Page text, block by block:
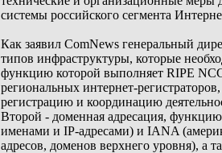
системы российского сегмента
Как заявил ComNews генеральный
типов инфраструктуры, которые
функцию которой выполняет RIPE
региональных интернет-
регистрацию и координацию
Второй - доменная адресация,
именами и IP-адресами) и IANA
адресов, доменов верхнего уровня), а